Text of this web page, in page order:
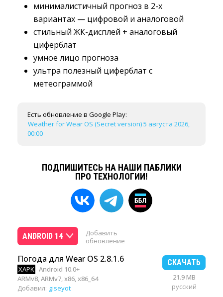
минималистичный прогноз в 2-х
вариантах — цифровой и аналоговой
стильный ЖК-дисплей + аналоговый
циферблат
умное лицо прогноза
ультра полезный циферблат с
метеограммой
Есть обновление в Google Play:
Weather for Wear OS (Secret version) 5 августа 2026,
00:00
ПОДПИШИТЕСЬ НА НАШИ ПАБЛИКИ
ПРО ТЕХНОЛОГИИ!
ANDROID 14
Добавить
обновление
Погода для Wear OS 2.8.1.6
XAPK Android 10.0+
ARMv8, ARMv7, x86, x86_64
Добавил: giseyot
СКАЧАТЬ
21.9 MB
русский